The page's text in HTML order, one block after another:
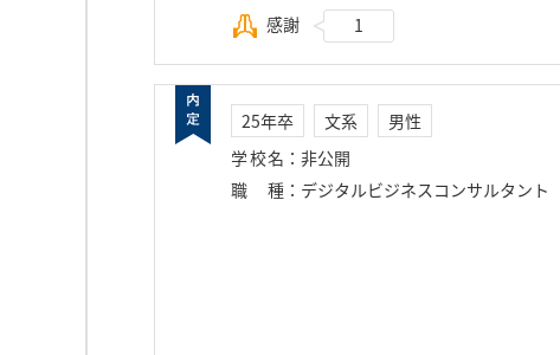
感謝 1
25年卒 文系
男性
学校名 ： 非公開
職種 ： デジタルビジネスコンサルタント